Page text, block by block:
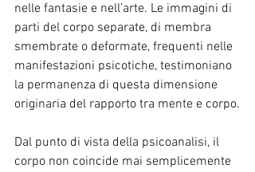
nelle fantasie e nell’arte. Le immagini di
parti del corpo separate, di membra
smembrate o deformate, frequenti nelle
manifestazioni psicotiche, testimoniano
la permanenza di questa dimensione
originaria del rapporto tra mente e corpo.
Dal punto di vista della psicoanalisi, il
corpo non coincide mai semplicemente